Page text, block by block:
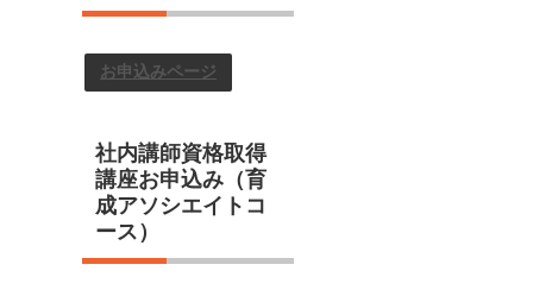
お申込みページ
社内講師資格取得
講座お申込み（育
成アソシエイトコ
ース）